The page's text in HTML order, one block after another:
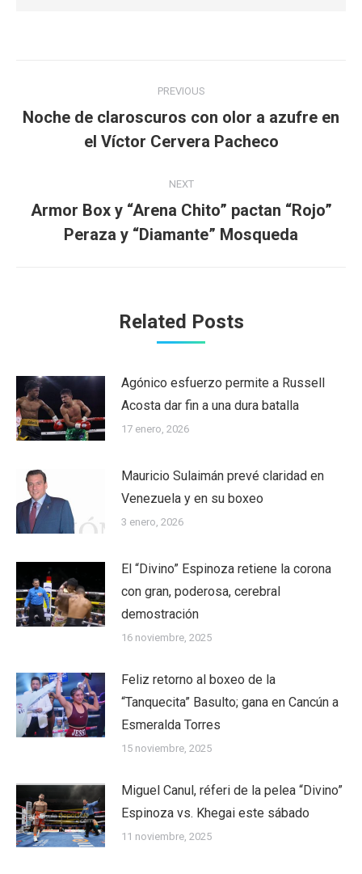
navigation
PREVIOUS
Previous
post:
Noche de claroscuros con olor a azufre en
el Víctor Cervera Pacheco
NEXT
Next
post:
Armor Box y “Arena Chito” pactan “Rojo”
Peraza y “Diamante” Mosqueda
Related Posts
Agónico esfuerzo permite a Russell
Acosta dar fin a una dura batalla
17 enero, 2026
Mauricio Sulaimán prevé claridad en
Venezuela y en su boxeo
3 enero, 2026
El “Divino” Espinoza retiene la corona
con gran, poderosa, cerebral
demostración
16 noviembre, 2025
Feliz retorno al boxeo de la
“Tanquecita” Basulto; gana en Cancún a
Esmeralda Torres
15 noviembre, 2025
Miguel Canul, réferi de la pelea “Divino”
Espinoza vs. Khegai este sábado
11 noviembre, 2025